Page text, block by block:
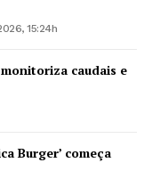
15:24h
caudais e
Burger’ começa